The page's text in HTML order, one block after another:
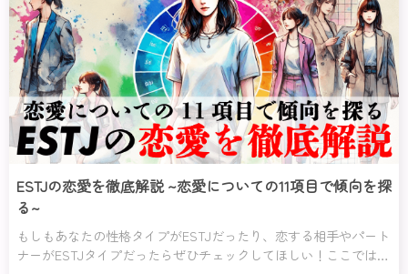
ESTJの恋愛を徹底解説 ~恋愛についての11項目で傾向を探
る~
もしもあなたの性格タイプがESTJだったり、恋する相手やパート
ナーがESTJタイプだったらぜひチェックしてほしい！ここでは、